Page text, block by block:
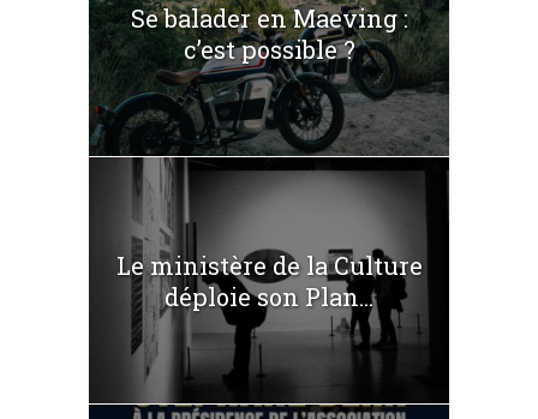
Se balader en Maeving :
c’est possible ?
Le ministère de la Culture
déploie son Plan...